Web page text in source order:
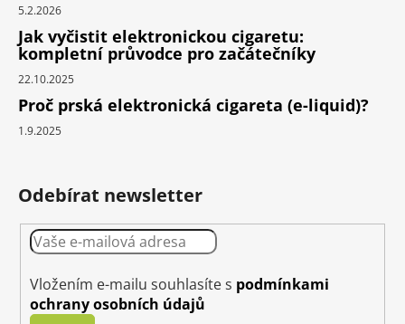
5.2.2026
Jak vyčistit elektronickou cigaretu:
kompletní průvodce pro začátečníky
22.10.2025
Proč prská elektronická cigareta (e-liquid)?
1.9.2025
Odebírat newsletter
Vložením e-mailu souhlasíte s podmínkami
ochrany osobních údajů